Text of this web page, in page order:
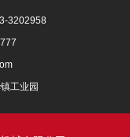
3202958
工业园